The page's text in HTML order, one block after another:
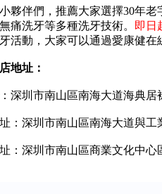
伴們，推薦大家選擇30年老
痛洗牙等多種洗牙技術。
即日
活動，大家可以通過愛康健
地址：
市南山區南海大道海典居裙
深圳市南山區南海大道與工
深圳市南山區商業文化中心區